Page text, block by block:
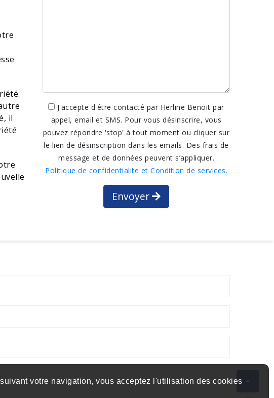
il
J'accepte d'être contacté par Herline Benoit par
appel, email et SMS. Pour vous désinscrire, vous
pouvez répondre 'stop' à tout moment ou cliquer sur
le lien de désinscription dans les emails. Des frais de
message et de données peuvent s’appliquer.
Politique de confidentialite et Condition de services.
Envoyer
votre navigation, vous acceptez l'utilisation des cookies